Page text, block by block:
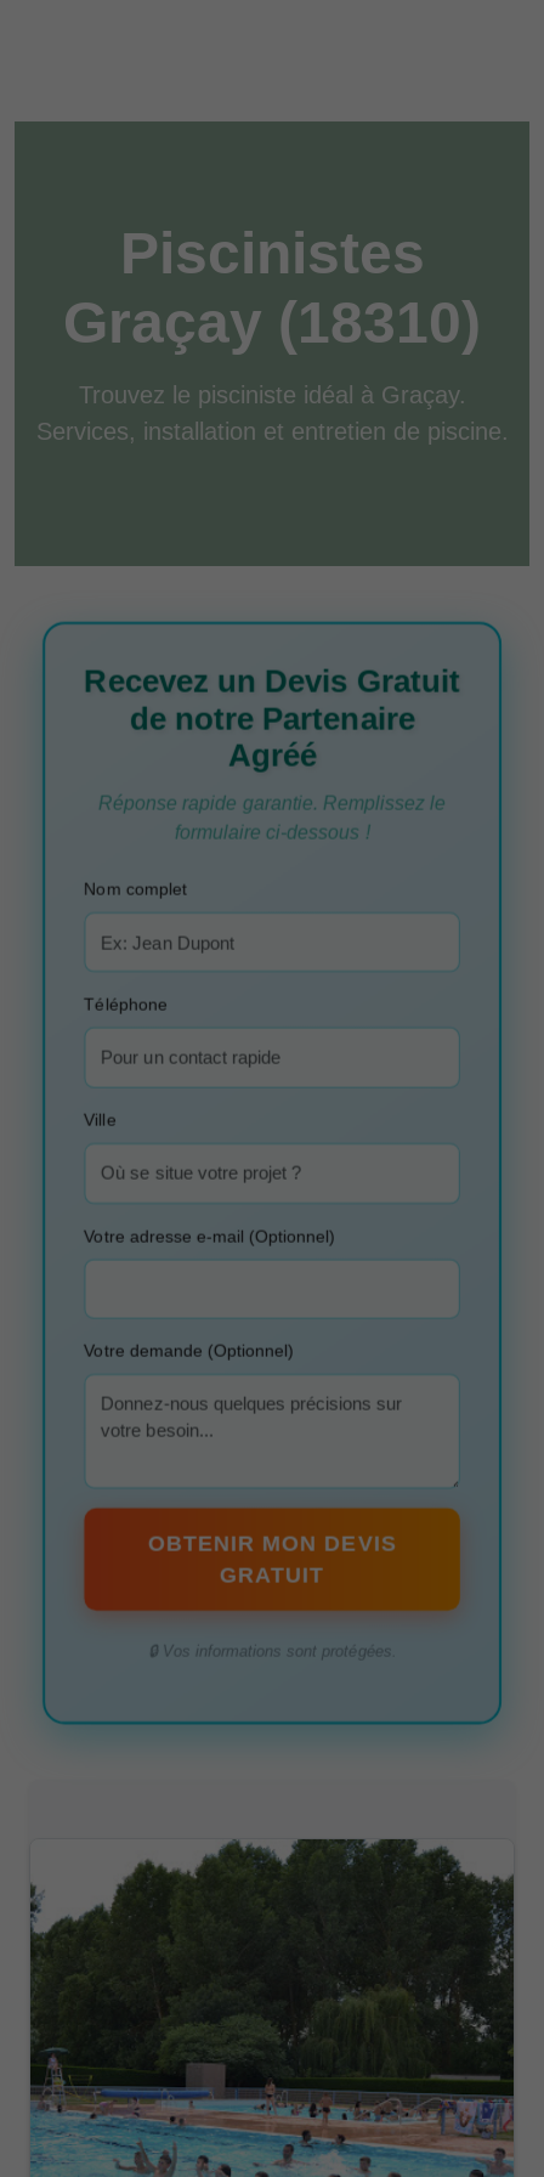
Piscinistes
Graçay (18310)
Trouvez le pisciniste idéal à Graçay.
Services, installation et entretien de piscine.
Recevez un Devis Gratuit
de notre Partenaire
Agréé
Réponse rapide garantie. Remplissez le
formulaire ci-dessous !
Nom complet
Téléphone
Ville
Votre adresse e-mail (Optionnel)
Votre demande (Optionnel)
OBTENIR MON DEVIS
GRATUIT
🔒 Vos informations sont protégées.